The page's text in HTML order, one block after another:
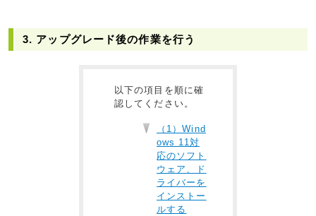
3. アップグレード後の作業を行う
以下の項目を順に確
認してください。
（1）Wind
ows 11対
応のソフト
ウェア、ド
ライバーを
インストー
ルする